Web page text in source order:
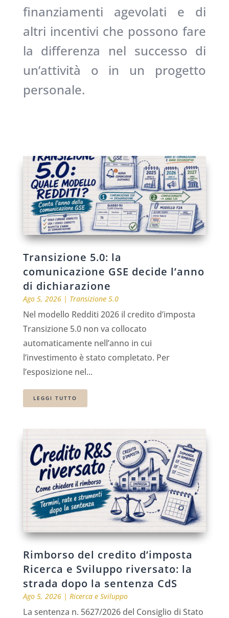
finanziamenti agevolati e di
altri incentivi che possono fare
la differenza nel successo di
un’attività o in un progetto
personale.
Transizione 5.0: la
comunicazione GSE decide l’anno
di dichiarazione
Ago 5, 2026| Transizione 5.0
Nel modello Redditi 2026 il credito d’imposta
Transizione 5.0 non va collocato
automaticamente nell’anno in cui
l’investimento è stato completato. Per
l’esposizione nel...
LEGGI TUTTO
Rimborso del credito d’imposta
Ricerca e Sviluppo riversato: la
strada dopo la sentenza CdS
Ago 5, 2026| Ricerca e Sviluppo
La sentenza n. 5627/2026 del Consiglio di Stato